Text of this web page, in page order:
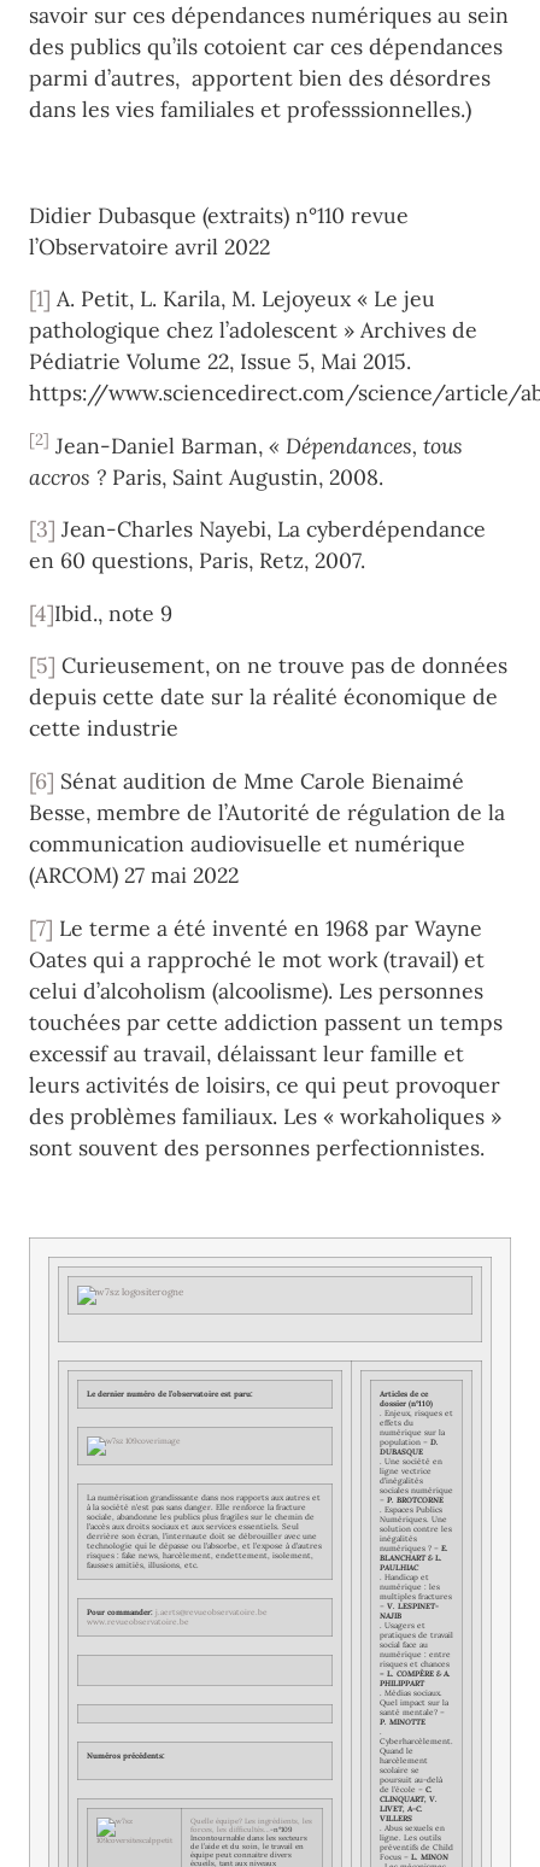
savoir sur ces dépendances numériques au sein
des publics qu’ils cotoient car ces dépendances
parmi d’autres, apportent bien des désordres
dans les vies familiales et professsionnelles.)
Didier Dubasque (extraits) n°110 revue
l’Observatoire avril 2022
[1] A. Petit, L. Karila, M. Lejoyeux « Le jeu
pathologique chez l’adolescent » Archives de
Pédiatrie Volume 22, Issue 5, Mai 2015.
https://www.sciencedirect.com/science/article/
[2] Jean-Daniel Barman, « Dépendances, tous
accros ? Paris, Saint Augustin, 2008.
[3] Jean-Charles Nayebi, La cyberdépendance
en 60 questions, Paris, Retz, 2007.
[4]Ibid., note 9
[5] Curieusement, on ne trouve pas de données
depuis cette date sur la réalité économique de
cette industrie
[6] Sénat audition de Mme Carole Bienaimé
Besse, membre de l’Autorité de régulation de la
communication audiovisuelle et numérique
(ARCOM) 27 mai 2022
[7] Le terme a été inventé en 1968 par Wayne
Oates qui a rapproché le mot work (travail) et
celui d’alcoholism (alcoolisme). Les personnes
touchées par cette addiction passent un temps
excessif au travail, délaissant leur famille et
leurs activités de loisirs, ce qui peut provoquer
des problèmes familiaux. Les « workaholiques »
sont souvent des personnes perfectionnistes.
Le dernier numéro de l’observatoire est paru:
La numérisation grandissante dans nos rapports aux autres et
à la société n’est pas sans danger. Elle renforce la fracture
sociale, abandonne les publics plus fragiles sur le chemin de
l’accès aux droits sociaux et aux services essentiels. Seul
derrière son écran, l’internaute doit se débrouiller avec une
technologie qui le dépasse ou l’absorbe, et l’expose à d’autres
risques : fake news, harcèlement, endettement, isolement,
fausses amitiés, illusions, etc.
Pour commander: j.aerts@revueobservatoire.be
www.revueobservatoire.be
Numéros précédents:
Quelle équipe? Les ingrédients, les
forces, les difficultés… -n°109
Incontournable dans les secteurs
de l’aide et du soin, le travail en
équipe peut connaitre divers
écueils, tant aux niveaux
Articles de ce
dossier (n°110)
. Enjeux, risques et
effets du
numérique sur la
population – D.
DUBASQUE
. Une société en
ligne vectrice
d’inégalités
sociales numérique
– P. BROTCORNE
. Espaces Publics
Numériques. Une
solution contre les
inégalités
numériques ? – E.
BLANCHART & L.
PAULHIAC
. Handicap et
numérique : les
multiples fractures
– V. LESPINET-
NAJIB
. Usagers et
pratiques de travail
social face au
numérique : entre
risques et chances
– L. COMPÈRE & A.
PHILIPPART
. Médias sociaux.
Quel impact sur la
santé mentale? –
P. MINOTTE
.
Cyberharcèlement.
Quand le
harcèlement
scolaire se
poursuit au-delà
de l’école – C.
CLINQUART, V.
LIVET, A-C.
VILLERS
. Abus sexuels en
ligne. Les outils
préventifs de Child
Focus – L. MINON